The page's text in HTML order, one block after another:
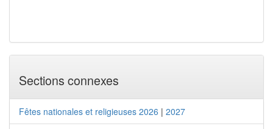
Sections connexes
Fêtes nationales et religieuses 2026 | 2027